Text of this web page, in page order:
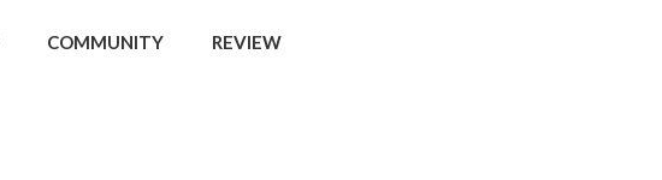
COMMUNITY REVIEW